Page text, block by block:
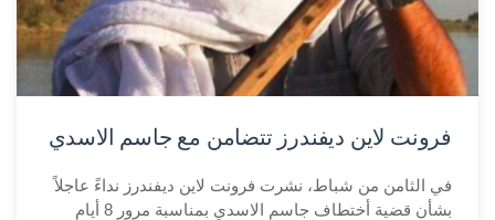
فرونت لاين ديفندرز تتضامن مع جاسم الاسدي
في الثامن من شباط، نشرت فرونت لاين ديفندرز نداءً عاجلاً
بشأن قضية أختطاف جاسم الاسدي بمناسبة مرور 8 أيام